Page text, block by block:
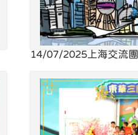
14/07/2025 上海交流團